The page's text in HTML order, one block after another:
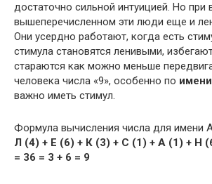
достаточно сильной интуицией. Но при
вышеперечисленном эти люди еще и
Они усердно работают, когда есть
стимула становятся ленивыми,
стараются как можно меньше
человека числа «9», особенно по
важно иметь стимул.
Формула вычисления числа для имени
Л (4) + Е (6) + К (3) + С (1) + А (1) + Н
= 36 = 3 + 6 = 9